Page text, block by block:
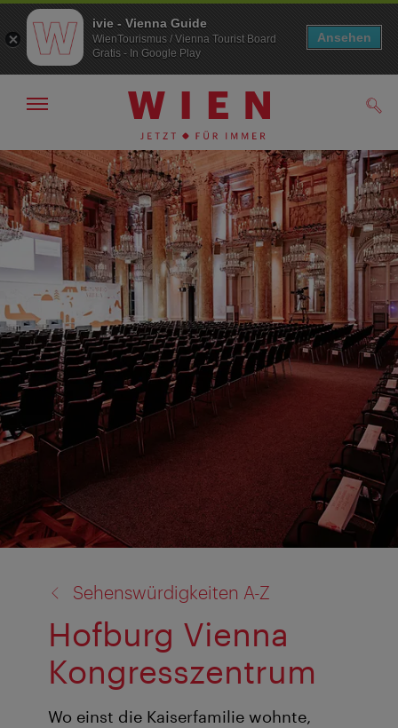
Zur
Navigation
Zum
Inhalt
Navigation
Sehenswürdigkeiten A-Z
Hofburg Vienna
Kongresszentrum
Wo einst die Kaiserfamilie wohnte,
ivie - Vienna Guide
WienTourismus / Vienna Tourist Board
Gratis - In Google Play
Ansehen